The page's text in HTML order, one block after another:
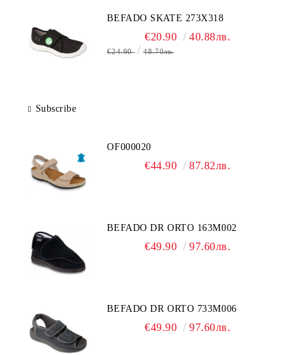
BEFADO SKATE 273X318
€20.90 40.88лв.
€24.90 48.70лв.
Subscribe
OF000020
€44.90 87.82лв.
BEFADO DR ORTO 163M002
€49.90 97.60лв.
BEFADO DR ORTO 733M006
€49.90 97.60лв.